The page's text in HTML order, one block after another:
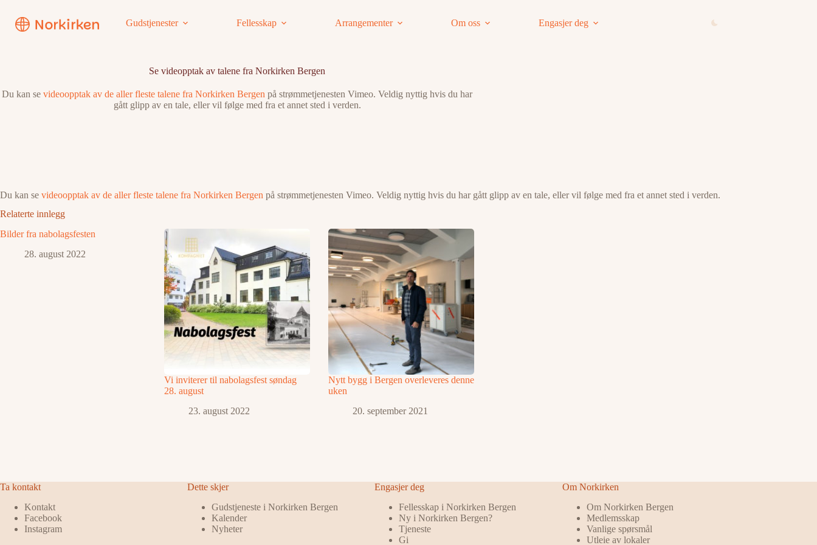
innholdet
Gudstjenester Fellesskap Arrangementer Om oss Engasjer deg
Se videopptak av talene fra Norkirken Bergen
Du kan se videoopptak av de aller fleste talene fra Norkirken Bergen på strømmetjenesten Vimeo. Veldig nyttig hvis du har
gått glipp av en tale, eller vil følge med fra et annet sted i verden.
Du kan se videoopptak av de aller fleste talene fra Norkirken Bergen på strømmetjenesten Vimeo. Veldig nyttig hvis du har gått glipp av en tale, eller vil følge med fra et annet sted i verden.
Relaterte innlegg
Bilder fra nabolagsfesten
28. august 2022
Vi inviterer til nabolagsfest søndag
28. august
23. august 2022
Nytt bygg i Bergen overleveres denne
uken
20. september 2021
Ta kontakt
Kontakt
Facebook
Instagram
Dette skjer
Gudstjeneste i Norkirken Bergen
Kalender
Nyheter
Engasjer deg
Fellesskap i Norkirken Bergen
Ny i Norkirken Bergen?
Tjeneste
Gi
Om Norkirken
Om Norkirken Bergen
Medlemsskap
Vanlige spørsmål
Utleie av lokaler